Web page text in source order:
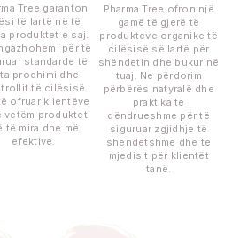
Tree garanton
të lartë në të
produktet e saj.
për të
standarde të
prodhimi dhe
të cilësisë
ofruar klientëve
vetëm produktet
të mira dhe më
efektive.
Pharma Tree ofron një
gamë të gjerë të
produkteve organike të
cilësisë së lartë për
shëndetin dhe bukurinë
tuaj. Ne përdorim
përbërës natyralë dhe
praktika të
qëndrueshme për të
siguruar zgjidhje të
shëndetshme dhe të
mjedisit për klientët
tanë.